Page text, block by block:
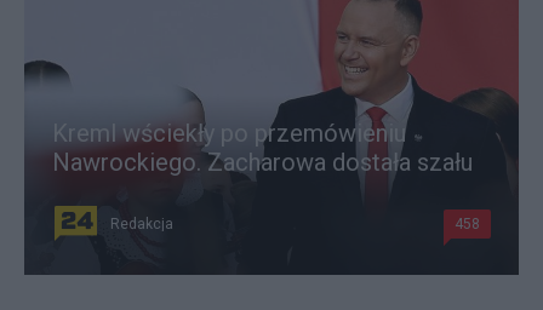
Kreml wściekły po przemówieniu
Nawrockiego. Zacharowa dostała szału
Redakcja 458